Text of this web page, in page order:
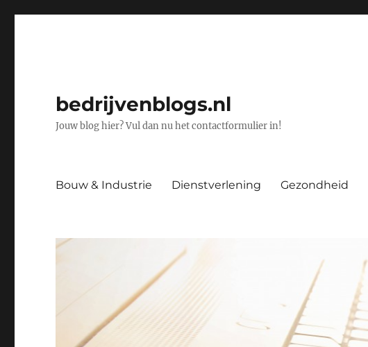
bedrijvenblogs.nl
Jouw blog hier? Vul dan nu het contactformulier in!
Bouw & Industrie Dienstverlening Gezondheid